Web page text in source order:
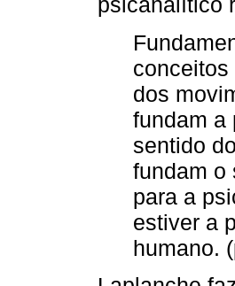
dos
fundam a
sentido
fundam o
para a
estiver a
humano.